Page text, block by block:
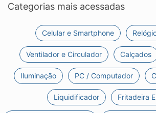
Categorias mais acessadas
Celular e Smartphone
Ventilador e Circulador Calçados
Iluminação PC / Computador
Liquidificador Fritadeira